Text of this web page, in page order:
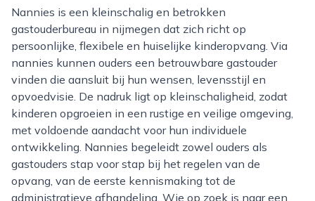
Nannies is een kleinschalig en betrokken
gastouderbureau in nijmegen dat zich richt op
persoonlijke, flexibele en huiselijke kinderopvang. Via
nannies kunnen ouders een betrouwbare gastouder
vinden die aansluit bij hun wensen, levensstijl en
opvoedvisie. De nadruk ligt op kleinschaligheid, zodat
kinderen opgroeien in een rustige en veilige omgeving,
met voldoende aandacht voor hun individuele
ontwikkeling. Nannies begeleidt zowel ouders als
gastouders stap voor stap bij het regelen van de
opvang, van de eerste kennismaking tot de
administratieve afhandeling. Wie op zoek is naar een